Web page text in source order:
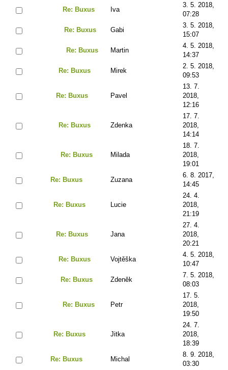
Re: Buxus Iva
3. 5. 2018,
07:28
Re: Buxus Gabi
3. 5. 2018,
15:07
Re: Buxus Martin
4. 5. 2018,
14:37
Re: Buxus Mirek
2. 5. 2018,
09:53
Re: Buxus Pavel
13. 7.
2018,
12:16
Re: Buxus Zdenka
17. 7.
2018,
14:14
Re: Buxus Milada
18. 7.
2018,
19:01
Re: Buxus Zuzana
6. 8. 2017,
14:45
Re: Buxus Lucie
24. 4.
2018,
21:19
Re: Buxus Jana
27. 4.
2018,
20:21
Re: Buxus Vojtěška
4. 5. 2018,
10:47
Re: Buxus Zdeněk
7. 5. 2018,
08:03
Re: Buxus Petr
17. 5.
2018,
19:50
Re: Buxus Jitka
24. 7.
2018,
18:39
Re: Buxus Michal
8. 9. 2018,
03:30